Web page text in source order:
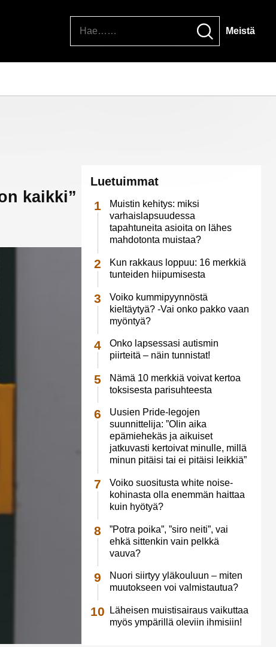
Meistä
kaikki”
Luetuimmat
Muistin kehitys: miksi
varhaislapsuudessa
tapahtuneita asioita on lähes
mahdotonta muistaa?
Kun rakkaus loppuu: 16 merkkiä
tunteiden hiipumisesta
Voiko kummipyynnöstä
kieltäytyä? -Vai onko pakko vaan
myöntyä?
Onko lapsessasi autismin
piirteitä – näin tunnistat!
Nämä 10 merkkiä voivat kertoa
toksisesta parisuhteesta
Uusien Pride-legojen
suunnittelija: ”Olin aika
epämiehekäs ja aikuiset
jatkuvasti kertoivat minulle, millä
minun pitäisi tai ei pitäisi leikkiä”
Voiko suositusta white noise-
kohinasta olla enemmän haittaa
kuin hyötyä?
”Potra poika”, ”siro neiti”, vai
ehkä sittenkin vain pelkkä
vauva?
Nuori siirtyy yläkouluun – miten
muutokseen voi valmistautua?
Läheisen muistisairaus vaikuttaa
myös ympärillä oleviin ihmisiin!